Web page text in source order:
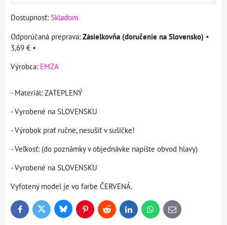
Dostupnosť: Skladom
Zásielkovňa (doručenie na Slovensko) •
3,69 € •
Výrobca: EMZA
- Materiál: ZATEPLENÝ
- Vyrobené na SLOVENSKU
- Výrobok prať ručne, nesušiť v sušičke!
- Veľkosť: (do poznámky v objednávke napíšte obvod hlavy)
- Vyrobené na SLOVENSKU
Vyfotený model je vo farbe ČERVENÁ.
FacebookTwitter BlueskyPinterestReddit LinkedInWhatsApp
E-
mail